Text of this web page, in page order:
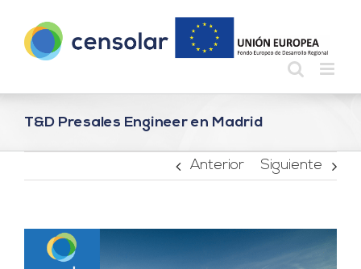
contenido
T&D Presales Engineer en Madrid
Anterior Siguiente
imagen